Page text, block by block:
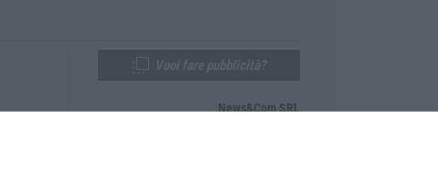
News&Com SRL